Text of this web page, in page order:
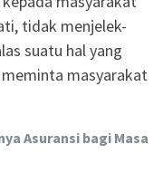
tidak menjelek-
suatu hal yang
masyarakat
Asuransi bagi Masa